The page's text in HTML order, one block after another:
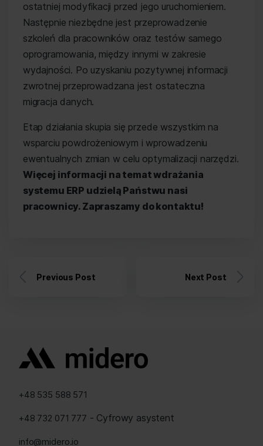
ostatniej modyfikacji przed jego uruchomieniem.
Następnie niezbędne jest przeprowadzenie
szkoleń dla pracowników oraz testów samego
oprogramowania, między innymi w zakresie
wydajności. Po uzyskaniu pozytywnej informacji
zwrotnej przeprowadzana jest ostateczna
migracja danych.
Etap działania skupia się przede wszystkim na
wsparciu powdrożeniowym i wprowadzeniu
ewentualnych zmian w celu optymalizacji narzędzi.
Więcej informacji na temat wdrażania
systemu ERP udzielą Państwu nasi
pracownicy. Zapraszamy do kontaktu!
Previous Post Next Post
+48 535 588 571
+48 732 071 777 - Cyfrowy asystent
info@midero.io